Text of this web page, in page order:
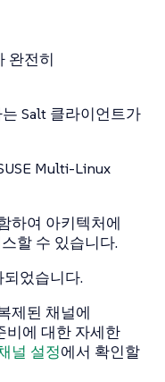
완전히
Salt 클라이언트가
Multi-Linux
하여 아키텍처에
할 수 있습니다.
었습니다.
제된 채널에
비에 대한 자세한
널 설정에서 확인할